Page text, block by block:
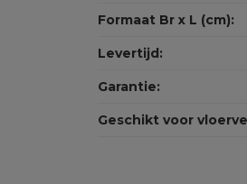
Formaat Br x L (cm):
Levertijd:
Garantie:
Geschikt voor